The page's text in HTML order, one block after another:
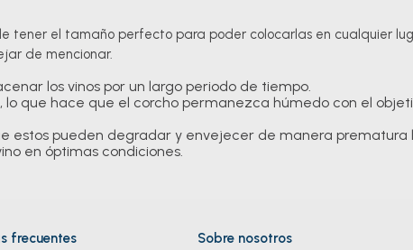
tener el tamaño perfecto para poder colocarlas en cualquier
de mencionar.
los vinos por un largo periodo de tiempo.
lo que hace que el corcho permanezca húmedo con el
estos pueden degradar y envejecer de manera prematura
en óptimas condiciones.
frecuentes Sobre nosotros